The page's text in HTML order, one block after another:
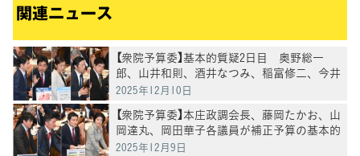
関連ニュース
【衆院予算委】基本的質疑2日目 奥野総一
郎、山井和則、酒井なつみ、稲富修二、今井
雅人各議員が質疑
2025年12月10日
【衆院予算委】本庄政調会長、藤岡たかお、山
岡達丸、岡田華子各議員が補正予算の基本的
質疑
2025年12月9日